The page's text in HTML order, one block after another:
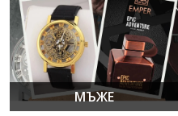
МЪЖЕ